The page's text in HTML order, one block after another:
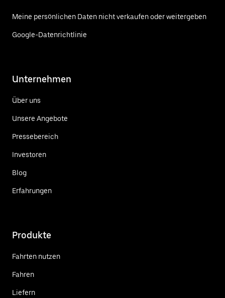
Meine persönlichen Daten nicht verkaufen oder weitergeben
Google-Datenrichtlinie
Unternehmen
Über uns
Unsere Angebote
Pressebereich
Investoren
Blog
Erfahrungen
Produkte
Fahrten nutzen
Fahren
Liefern